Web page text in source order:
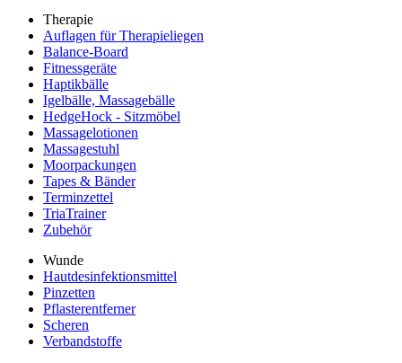
Therapie
Auflagen für Therapieliegen
Balance-Board
Fitnessgeräte
Haptikbälle
Igelbälle, Massagebälle
HedgeHock - Sitzmöbel
Massagelotionen
Massagestuhl
Moorpackungen
Tapes & Bänder
Terminzettel
TriaTrainer
Zubehör
Wunde
Hautdesinfektionsmittel
Pinzetten
Pflasterentferner
Scheren
Verbandstoffe